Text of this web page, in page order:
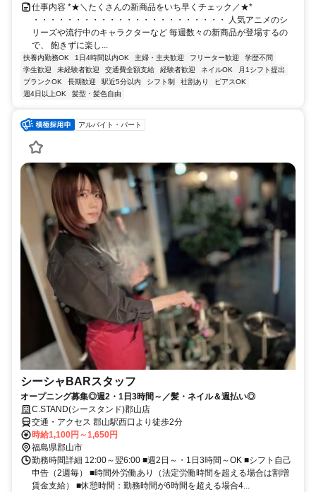
仕事内容 *★＼たくさんの新商品をいち早くチェック／★*
・・・・・・・・・・・・・・・・・・・・・・・ 人気アニメのシ
リーズや流行中のキャラクターなど 毎週数々の新商品が登場するの
で、 飽きずに楽し...
扶養内勤務OK 1日4時間以内OK 主婦・主夫歓迎 フリーター歓迎
学歴不問
学生歓迎
未経験者歓迎 交通費全額支給 経験者歓迎 ネイルOK
月1シフト提出
ブランクOK
長期歓迎 駅近5分以内 シフト制 社割あり
ピアスOK
週4日以上OK
髪型・髪色自由
アルバイト・パート
シーシャBARスタッフ
オープニング募集◎週2・1日3時間～／髪・ネイル＆週払い◎
C.STAND(シースタンド)郡山店
交通・アクセス 郡山駅西口より徒歩2分
時給1,100円～1,650円
福島県郡山市
勤務時間詳細 12:00～翌6:00 ■週2日～・1日3時間～OK ■シフト自己
申告（2週毎） ■時間外労働あり（法定労働時間を超える場合は割増
賃金支給） ■休憩時間：勤務時間が6時間を超える場合4...